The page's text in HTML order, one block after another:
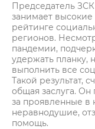
Председатель
занимает
рейтинге
регионов.
пандемии,
удержать планку,
выполнить все
Такой результат,
общая заслуга. Он
за проявленные в
неравнодушие,
помощь.